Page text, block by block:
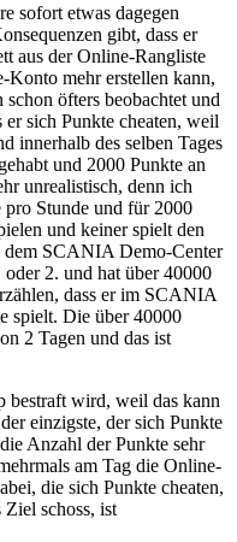
sofort etwas dagegen
gibt, dass er
aus der Online-Rangliste
mehr erstellen kann,
öfters beobachtet und
sich Punkte cheaten, weil
innerhalb des selben Tages
und 2000 Punkte an
unrealistisch, denn ich
pro Stunde und für 2000
und keiner spielt den
dem SCANIA Demo-Center
2. und hat über 40000
dass er im SCANIA
spielt. Die über 40000
2 Tagen und das ist
bestraft wird, weil das kann
einzigste, der sich Punkte
Anzahl der Punkte sehr
am Tag die Online-
die sich Punkte cheaten,
Ziel schoss, ist